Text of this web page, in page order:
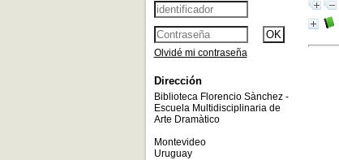
Olvidé mi contraseña
Dirección
Biblioteca Florencio Sànchez -
Escuela Multidisciplinaria de
Arte Dramàtico
Montevideo
Uruguay